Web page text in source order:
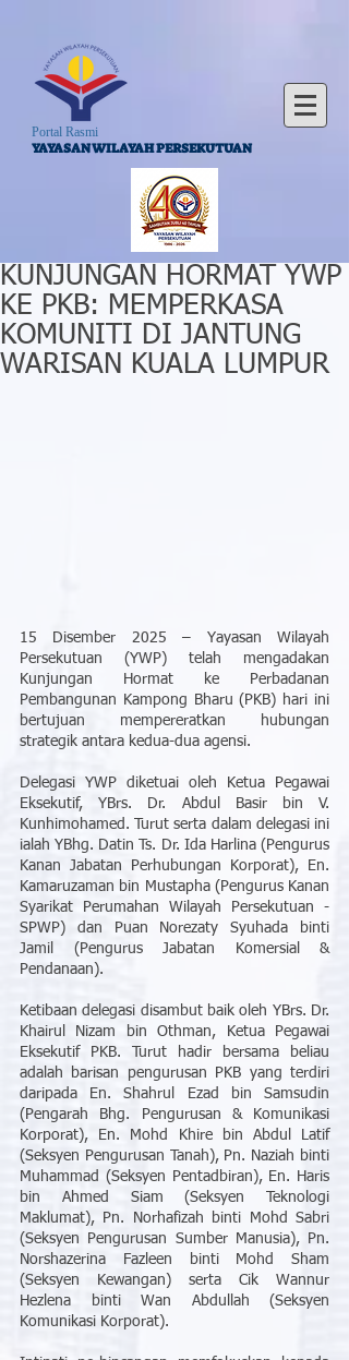
Portal Rasmi
YAYASAN WILAYAH PERSEKUTUAN
KUNJUNGAN HORMAT YWP
KE PKB: MEMPERKASA
KOMUNITI DI JANTUNG
WARISAN KUALA LUMPUR
15 Disember 2025 – Yayasan Wilayah
Persekutuan (YWP) telah mengadakan
Kunjungan Hormat ke Perbadanan
Pembangunan Kampong Bharu (PKB) hari ini
bertujuan mempereratkan hubungan
strategik antara kedua-dua agensi.
Delegasi YWP diketuai oleh Ketua Pegawai
Eksekutif, YBrs. Dr. Abdul Basir bin V.
Kunhimohamed. Turut serta dalam delegasi ini
ialah YBhg. Datin Ts. Dr. Ida Harlina (Pengurus
Kanan Jabatan Perhubungan Korporat), En.
Kamaruzaman bin Mustapha (Pengurus Kanan
Syarikat Perumahan Wilayah Persekutuan -
SPWP) dan Puan Norezaty Syuhada binti
Jamil (Pengurus Jabatan Komersial &
Pendanaan).
Ketibaan delegasi disambut baik oleh YBrs. Dr.
Khairul Nizam bin Othman, Ketua Pegawai
Eksekutif PKB. Turut hadir bersama beliau
adalah barisan pengurusan PKB yang terdiri
daripada En. Shahrul Ezad bin Samsudin
(Pengarah Bhg. Pengurusan & Komunikasi
Korporat), En. Mohd Khire bin Abdul Latif
(Seksyen Pengurusan Tanah), Pn. Naziah binti
Muhammad (Seksyen Pentadbiran), En. Haris
bin Ahmed Siam (Seksyen Teknologi
Maklumat), Pn. Norhafizah binti Mohd Sabri
(Seksyen Pengurusan Sumber Manusia), Pn.
Norshazerina Fazleen binti Mohd Sham
(Seksyen Kewangan) serta Cik Wannur
Hezlena binti Wan Abdullah (Seksyen
Komunikasi Korporat).